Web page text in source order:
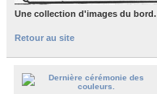
Une collection d'images du bord.
Retour au site